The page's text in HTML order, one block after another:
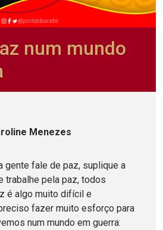
num mundo
Menezes
gente fale de paz, suplique a
trabalhe pela paz, todos
é algo muito difícil e
fazer muito esforço para
num mundo em guerra: